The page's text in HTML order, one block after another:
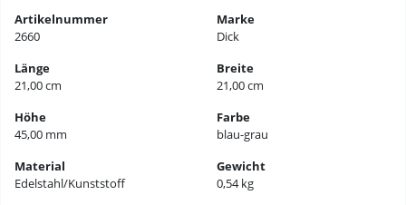
Artikelnummer
2660
Marke
Dick
Länge
21,00 cm
Breite
21,00 cm
Höhe
45,00 mm
Farbe
blau-grau
Material
Edelstahl/Kunststoff
Gewicht
0,54 kg